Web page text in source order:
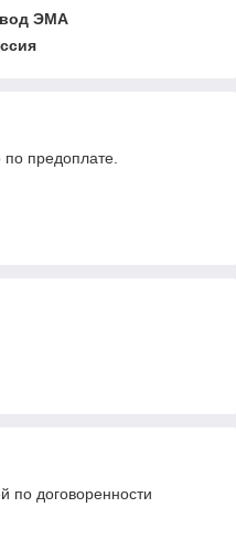
ЭМА
по предоплате.
по договоренности